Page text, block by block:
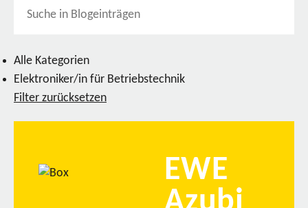
Alle Kategorien
Elektroniker/in für Betriebstechnik
Filter zurücksetzen
EWE